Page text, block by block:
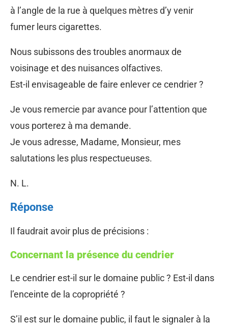
à l’angle de la rue à quelques mètres d’y venir
fumer leurs cigarettes.
Nous subissons des troubles anormaux de
voisinage et des nuisances olfactives.
Est-il envisageable de faire enlever ce cendrier ?
Je vous remercie par avance pour l’attention que
vous porterez à ma demande.
Je vous adresse, Madame, Monsieur, mes
salutations les plus respectueuses.
N. L.
Réponse
Il faudrait avoir plus de précisions :
Concernant la présence du cendrier
Le cendrier est-il sur le domaine public ? Est-il dans
l’enceinte de la copropriété ?
S’il est sur le domaine public, il faut le signaler à la